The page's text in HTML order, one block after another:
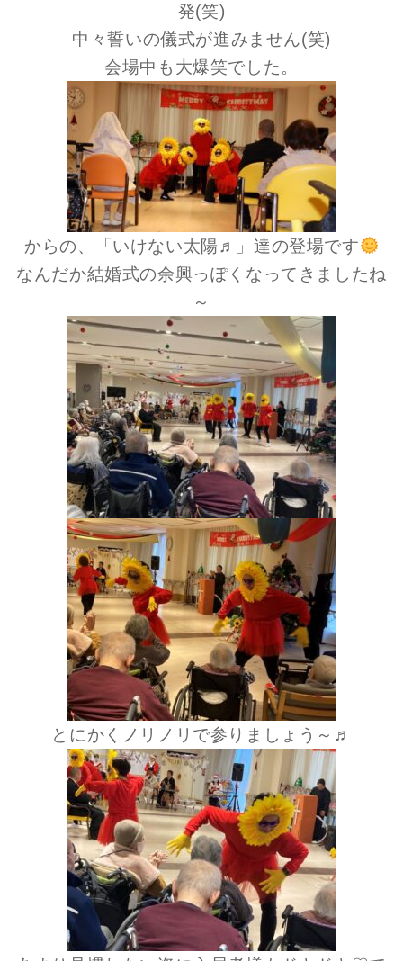
発(笑)
中々誓いの儀式が進みません(笑)
会場中も大爆笑でした。
からの、「いけない太陽♬」達の登場です
なんだか結婚式の余興っぽくなってきましたね
～
とにかくノリノリで参りましょう～♬